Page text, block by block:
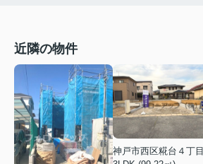
近隣の物件
神戸市西区糀台４丁目